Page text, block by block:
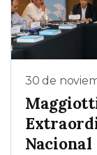
30 de